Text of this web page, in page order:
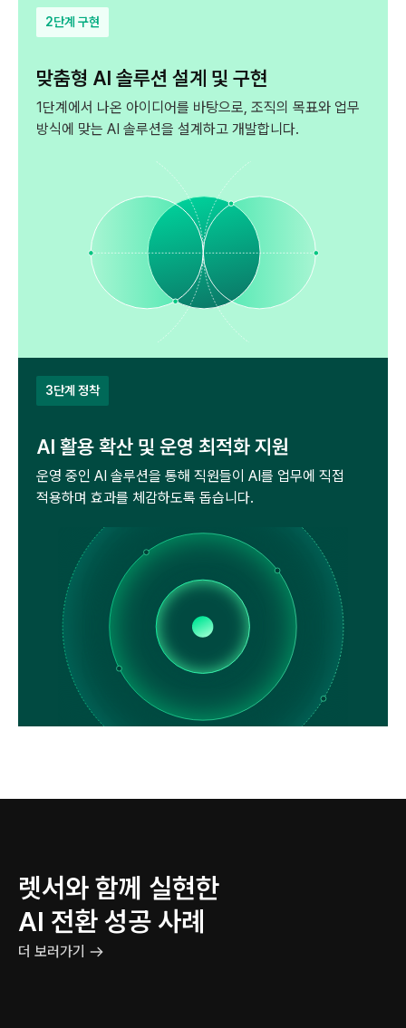
2단계 구현
맞춤형 AI 솔루션 설계 및 구현
1단계에서 나온 아이디어를 바탕으로, 조직의 목표와 업무
방식에 맞는 AI 솔루션을 설계하고 개발합니다.
3단계 정착
AI 활용 확산 및 운영 최적화 지원
운영 중인 AI 솔루션을 통해 직원들이 AI를 업무에 직접
적용하며 효과를 체감하도록 돕습니다.
렛서와 함께 실현한
AI 전환 성공 사례
더 보러가기